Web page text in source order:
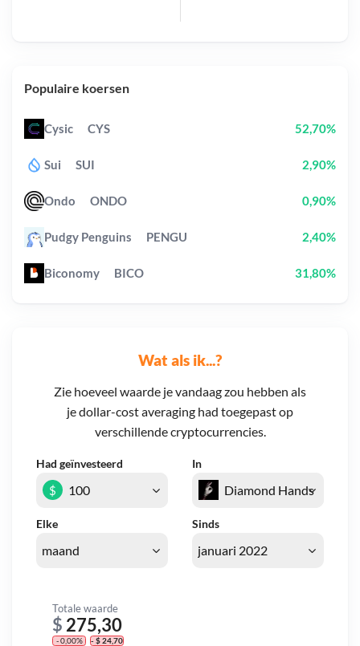
Wat als ik...?
Zie hoeveel waarde je vandaag zou hebben als
je dollar-cost averaging had toegepast op
verschillende cryptocurrencies.
Had geïnvesteerd In
Elke Sinds
$
Totale waarde
$ 275,30
- 0,00% - $ 24,70
Populaire koersen
Cysic CYS 52,70%
Sui SUI 2,90%
Ondo ONDO 0,90%
Pudgy Penguins PENGU 2,40%
Biconomy BICO 31,80%